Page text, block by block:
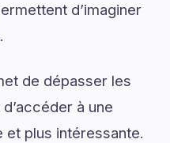
d’imaginer
de dépasser les
à une
et plus intéressante.